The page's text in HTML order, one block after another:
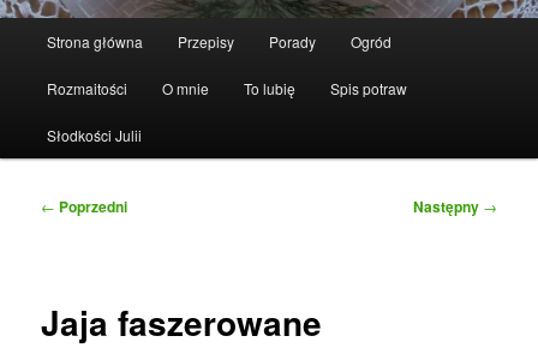
Strona główna Przepisy Porady Ogród
Rozmaitości O mnie To lubię Spis potraw
Słodkości Julii
Nawigacja
← Poprzedni Następny →
Jaja faszerowane